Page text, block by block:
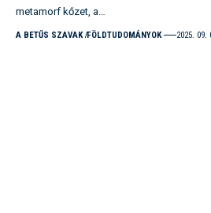
metamorf kőzet, a…
A BETŰS SZAVAK FÖLDTUDOMÁNYOK 2025. 09.